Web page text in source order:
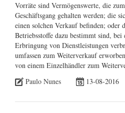
Vorräte sind Vermögenswerte, die
Geschäftsgang gehalten werden; die
einen solchen Verkauf befinden; oder
Betriebsstoffe dazu bestimmt sind,
Erbringung von Dienstleistungen
umfassen zum Weiterverkauf
von einem Einzelhändler zum
Paulo Nunes
13-08-2016